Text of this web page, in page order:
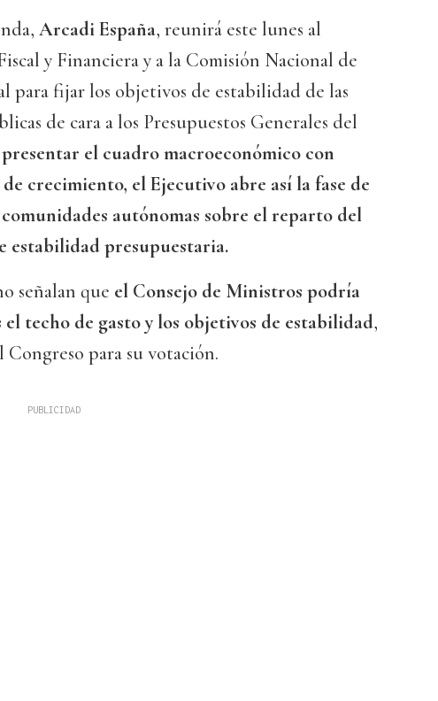
Arcadi España, reunirá este lunes al
y Financiera y a la Comisión Nacional de
para fijar los objetivos de estabilidad de las
de cara a los Presupuestos Generales del
el cuadro macroeconómico con
crecimiento, el Ejecutivo abre así la fase de
autónomas sobre el reparto del
estabilidad presupuestaria.
señalan que el Consejo de Ministros podría
techo de gasto y los objetivos de estabilidad,
para su votación.